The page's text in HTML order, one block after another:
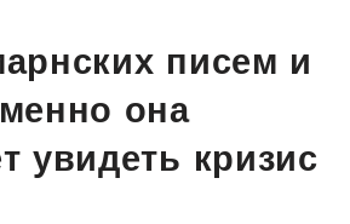
писем и
она
увидеть кризис